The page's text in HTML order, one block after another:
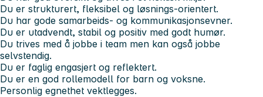
Du er strukturert, fleksibel og løsnings-orientert.
Du har gode samarbeids- og kommunikasjonsevner.
Du er utadvendt, stabil og positiv med godt humør.
Du trives med å jobbe i team men kan også jobbe
selvstendig.
Du er faglig engasjert og reflektert.
Du er en god rollemodell for barn og voksne.
Personlig egnethet vektlegges.